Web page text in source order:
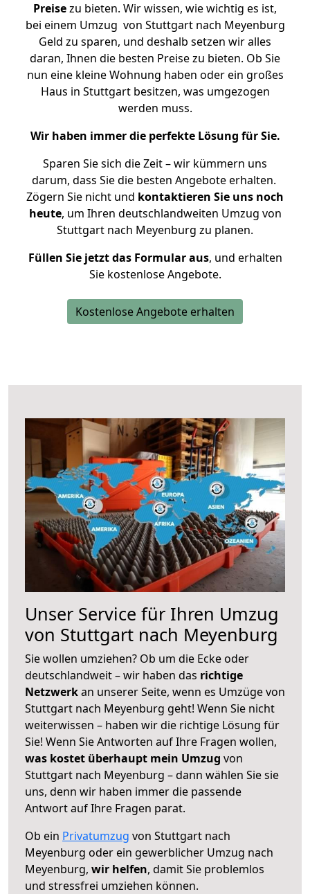
Preisezu bieten. Wir wissen, wie wichtig es ist,
bei einem Umzug von Stuttgart nach Meyenburg
Geld zu sparen, und deshalb setzen wir alles
daran, Ihnen die besten Preise zu bieten. Ob Sie
nun eine kleine Wohnung haben oder ein großes
Haus in Stuttgart besitzen, was umgezogen
werden muss.
Wir haben immer die perfekte Lösung für Sie.
Sparen Sie sich die Zeit – wir kümmern uns
darum, dass Sie die besten Angebote erhalten.
Zögern Sie nicht und kontaktieren Sie uns noch
heute, um Ihren deutschlandweiten Umzug von
Stuttgart nach Meyenburg zu planen.
Füllen Sie jetzt das Formular aus, und erhalten
Sie kostenlose Angebote.
Kostenlose Angebote erhalten
Unser Service für Ihren Umzug
von Stuttgart nach Meyenburg
Sie wollen umziehen? Ob um die Ecke oder
deutschlandweit – wir haben das richtige
Netzwerkan unserer Seite, wenn es Umzüge von
Stuttgart nach Meyenburg geht! Wenn Sie nicht
weiterwissen – haben wir die richtige Lösung für
Sie! Wenn Sie Antworten auf Ihre Fragen wollen,
was kostet überhaupt mein Umzug von
Stuttgart nach Meyenburg – dann wählen Sie sie
uns, denn wir haben immer die passende
Antwort auf Ihre Fragen parat.
Ob ein Privatumzug von Stuttgart nach
Meyenburg oder ein gewerblicher Umzug nach
Meyenburg, wir helfen, damit Sie problemlos
und stressfrei umziehen können.